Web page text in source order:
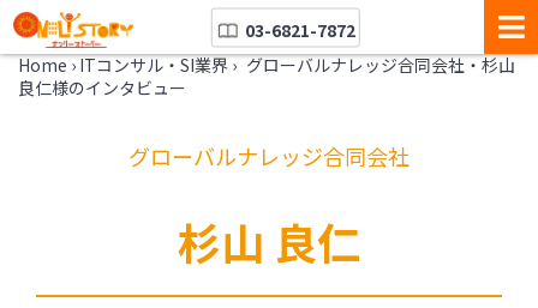
03-6821-7872
Home › ITコンサル・SI業界 › グローバルナレッジ合同会社・杉山
良仁様のインタビュー
グローバルナレッジ合同会社
杉山 良仁